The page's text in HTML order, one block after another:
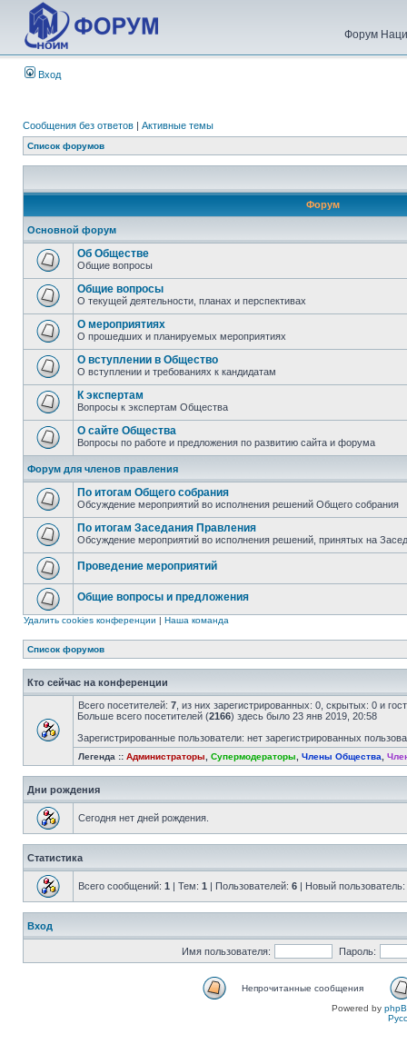
Форум
Вход
Сообщения без ответов | Активные темы
Список форумов
Форум
Основной форум
Об Обществе
Общие вопросы
Общие вопросы
О текущей деятельности, планах и перспективах
О мероприятиях
О прошедших и планируемых мероприятиях
О вступлении в Общество
О вступлении и требованиях к кандидатам
К экспертам
Вопросы к экспертам Общества
О сайте Общества
Вопросы по работе и предложения по развитию сайта и форума
Форум для членов правления
По итогам Общего собрания
Обсуждение мероприятий во исполнения решений Общего собрания
По итогам Заседания Правления
Обсуждение мероприятий во исполнения решений, принятых на
Проведение мероприятий
Общие вопросы и предложения
Удалить cookies конференции | Наша команда
Список форумов
Кто сейчас на конференции
Всего посетителей: 7 , из них зарегистрированных: 0, скрытых: 0 и
Больше всего посетителей (2166) здесь было 23 янв 2019, 20:58
Зарегистрированные пользователи: нет зарегистрированных
Легенда :: Администраторы Супермодераторы Члены Общества
Дни рождения
Сегодня нет дней рождения.
Статистика
Всего сообщений: 1 | Тем: 1 | Пользователей: 6 | Новый пользователь:
Вход
Имя пользователя: Пароль:
Непрочитанные сообщения
Powered by